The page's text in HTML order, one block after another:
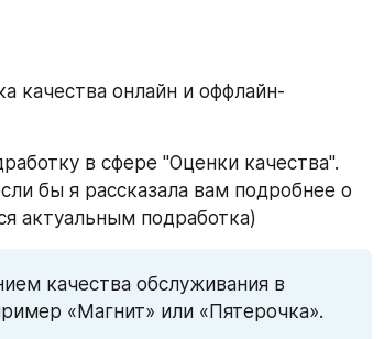
качества онлайн и оффлайн-
в сфере "Оценки качества".
бы я рассказала вам подробнее о
актуальным подработка)
качества обслуживания в
«Магнит» или «Пятерочка».